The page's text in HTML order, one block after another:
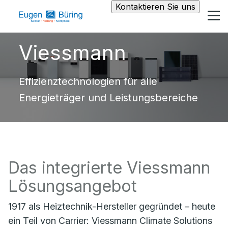
Kontaktieren Sie uns
Viessmann
Effizienztechnologien für alle
Energieträger und Leistungsbereiche
Das integrierte Viessmann
Lösungsangebot
1917 als Heiztechnik-Hersteller gegründet – heute
ein Teil von Carrier: Viessmann Climate Solutions